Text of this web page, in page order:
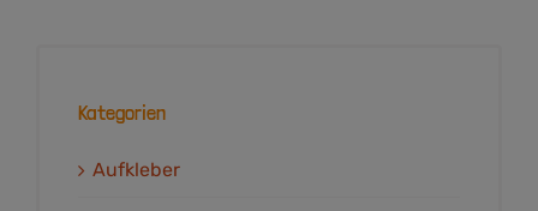
Kategorien
Aufkleber